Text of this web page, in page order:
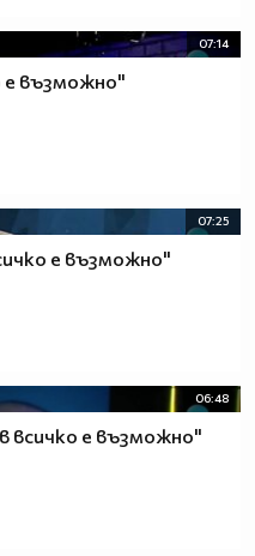
07:14
е възможно"
07:25
е възможно"
06:48
всичко е възможно"